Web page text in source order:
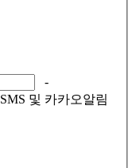
-
SMS 및 카카오알림